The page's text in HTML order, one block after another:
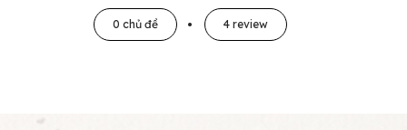
0 chủ đề 4 review